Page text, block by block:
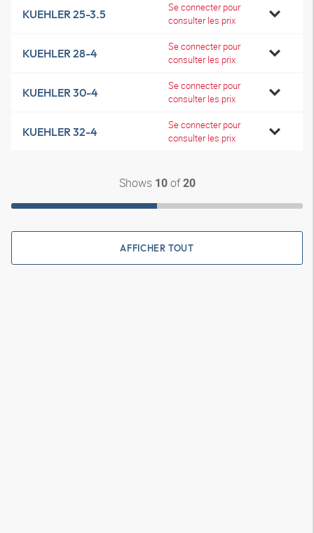
KUEHLER 25-3.5
Se connecter pour
consulter les prix
KUEHLER 28-4
Se connecter pour
consulter les prix
KUEHLER 30-4
Se connecter pour
consulter les prix
KUEHLER 32-4
Se connecter pour
consulter les prix
Shows 10of20
AFFICHER TOUT